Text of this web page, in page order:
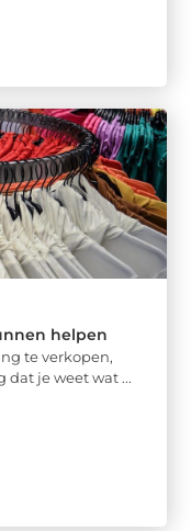
helpen
te verkopen,
je weet wat ...